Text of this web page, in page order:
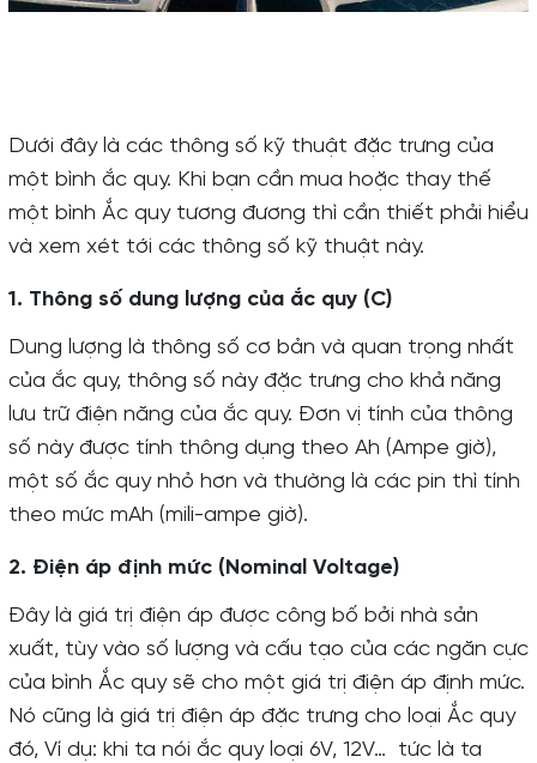
Dưới đây là các thông số kỹ thuật đặc trưng của
một bình ắc quy. Khi bạn cần mua hoặc thay thế
một bình Ắc quy tương đương thì cần thiết phải hiểu
và xem xét tới các thông số kỹ thuật này.
1. Thông số dung lượng của ắc quy (C)
Dung lượng là thông số cơ bản và quan trọng nhất
của ắc quy, thông số này đặc trưng cho khả năng
lưu trữ điện năng của ắc quy. Đơn vị tính của thông
số này được tính thông dụng theo Ah (Ampe giờ),
một số ắc quy nhỏ hơn và thường là các pin thì tính
theo mức mAh (mili-ampe giờ).
2. Điện áp định mức (Nominal Voltage)
Đây là giá trị điện áp được công bố bởi nhà sản
xuất, tùy vào số lượng và cấu tạo của các ngăn cực
của bình Ắc quy sẽ cho một giá trị điện áp định mức.
Nó cũng là giá trị điện áp đặc trưng cho loại Ắc quy
đó, Ví dụ: khi ta nói ắc quy loại 6V, 12V… tức là ta